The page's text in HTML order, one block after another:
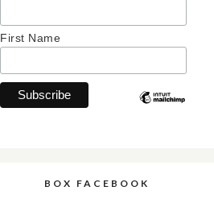
First Name
BOX FACEBOOK